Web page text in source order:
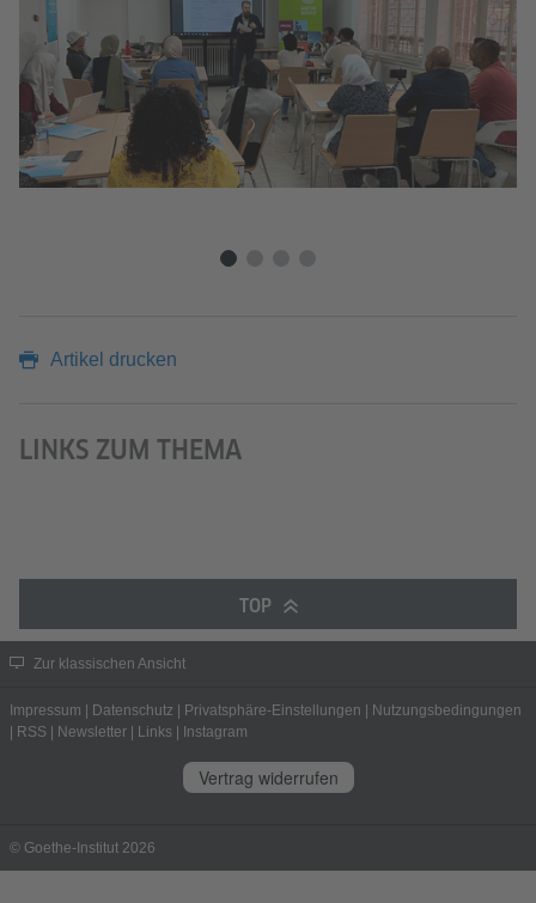
Artikel drucken
LINKS ZUM THEMA
TOP
Zur klassischen Ansicht
Impressum Datenschutz Privatsphäre-Einstellungen
Nutzungsbedingungen
RSS Newsletter Links Instagram
Vertrag widerrufen
© Goethe-Institut 2026